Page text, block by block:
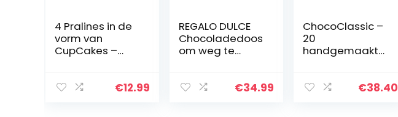
4 Pralines in de
vorm van
CupCakes –
luxueuze
€12.99
REGALO DULCE
Chocoladedoos
om weg te
chocolates,€34.99
ChocoClassic –
20
handgemaakte
Cadeau voor
€38.40